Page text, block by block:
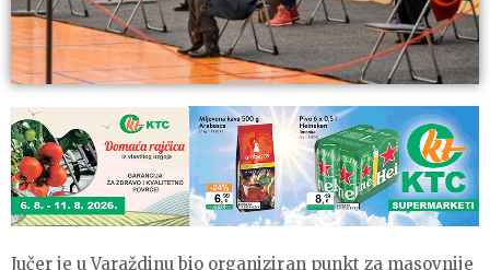
Jučer je u Varaždinu bio organiziran punkt za masovnije